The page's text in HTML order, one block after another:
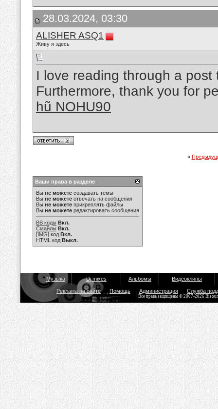
28.03.2024, 03:30
ALISHER ASQ1
Живу я здесь
I love reading through a
Furthermore, thank you for
hũ NOHU90
«
Ваши права в разделе
Вы не можете создавать темы
Вы не можете отвечать на сообщения
Вы не можете прикреплять файлы
Вы не можете редактировать сообщения
BB коды Вкл.
Смайлы Вкл.
[IMG] код Вкл.
HTML код Выкл.
Музыка Dj mixes Альбомы Видеоклипы
Реклама на сайте Помощь Администрация Служба
Все права защищены © 2007-2026